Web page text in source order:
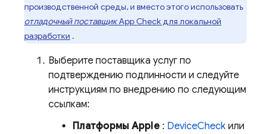
производственной среды, и вместо этого использовать
отладочный поставщикApp Checkдля локальной
разработки .
Выберите поставщика услуг по
подтверждению подлинности и следуйте
инструкциям по внедрению по следующим
ссылкам:
Платформы Apple: DeviceCheckили